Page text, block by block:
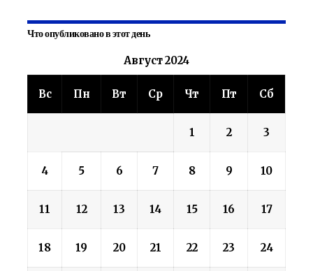
Что опубликовано в этот день
Август 2024
Вс Пн Вт Ср Чт Пт Сб
1 2 3
4 5 6 7 8 9 10
11 12 13 14 15 16 17
18 19 20 21 22 23 24